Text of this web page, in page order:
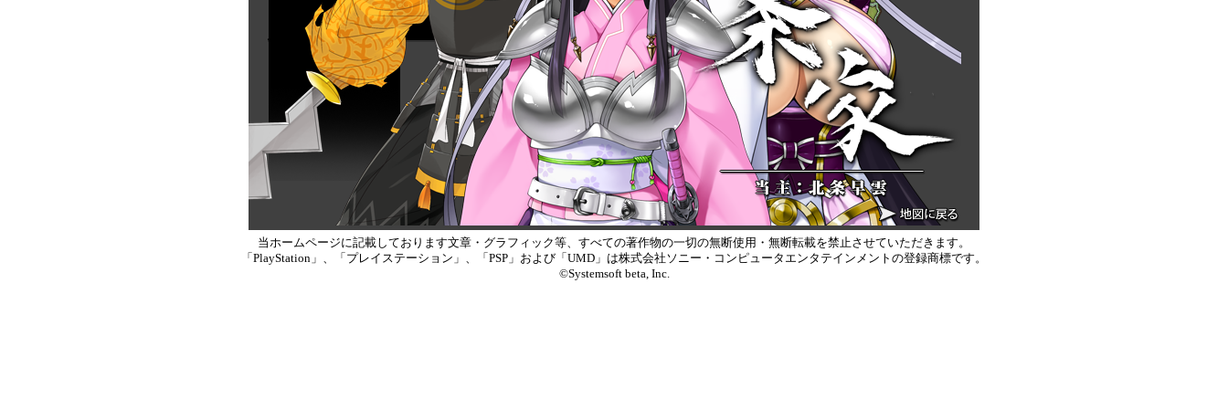
当ホームページに記載しております文章・グラフィック等、すべての著作物の一切の無断使用・無断転載を禁止させていただきます。
「PlayStation」、「プレイステーション」、「PSP」および「UMD」は株式会社ソニー・コンピュータエンタテインメントの登録商標です。
©Systemsoft beta, Inc.